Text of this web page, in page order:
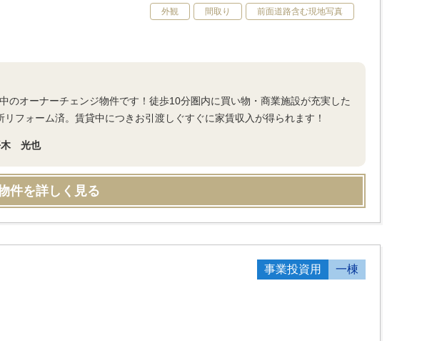
外観 間取り 前面道路含む現地写真
のオーナーチェンジ物件です！徒歩10分圏内に買い物・商業施設が充実した
フォーム済。賃貸中につきお引渡しぐすぐに家賃収入が得られます！
木 光也
件を詳しく見る
事業投資用 一棟